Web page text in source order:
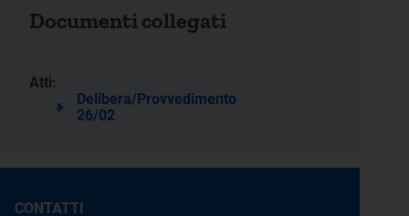
Documenti collegati
Atti:
Delibera/Provvedimento
26/02
CONTATTI